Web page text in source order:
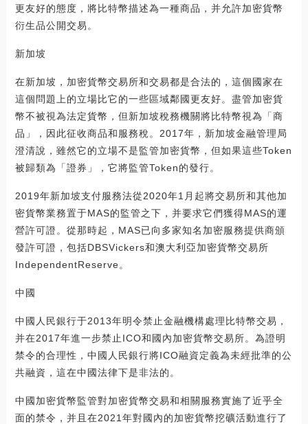
更友好的態度，將比特幣描述為一種商品，并允許加密貨幣
衍生品公開交易。
新加坡
在新加坡，加密貨幣交易所和交易都是合法的，這個國家在
這個問題上的立場比它的一些區域鄰國更友好。盡管加密貨
幣不被視為法定貨幣，但新加坡稅務機關將比特幣視為「商
品」，因此征收商品和服務稅。2017年，新加坡金融管理局
澄清說，雖然它的立場不是監管加密貨幣，但如果這些Token
被歸類為「證券」，它將監管Token的發行。
2019年新加坡支付服務法從2020年1月起將交易所和其他加
密貨幣業務置于MAS的監管之下，并要求它們獲得MAS的運
營許可證。從那時起，MAS已向多家知名加密服務提供商頒
發許可證，包括DBSVickers和澳大利亞加密貨幣交易所
IndependentReserve。
中國
中國人民銀行于2013年明令禁止金融機構處理比特幣交易，
并在2017年進一步禁止ICO和國內加密貨幣交易所。為證明
禁令的合理性，中國人民銀行將ICO融資定義為未經批準的公
共融資，這在中國法律下是非法的。
中國加密貨幣監管對加密貨幣交易和相關服務實施了近乎全
面的禁令，并且在2021年對國內的加密貨幣挖礦活動進行了